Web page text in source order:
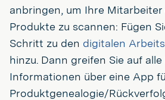
anbringen, um Ihre
Produkte zu scannen: Fügen
Schritt zu den digitalen
hinzu. Dann greifen Sie auf
Informationen über eine App
Produktgenealogie/